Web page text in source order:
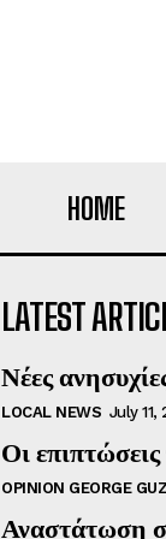
HOME
LATEST
Νέες
LOCAL NEWS July 11,
Οι
OPINION GEORGE
Αναστάτωση